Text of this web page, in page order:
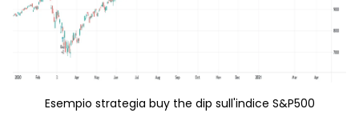
Esempio strategia buy the dip sull'indice S&P500